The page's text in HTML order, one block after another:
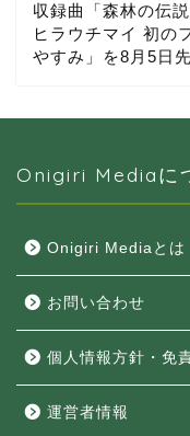
収録曲「森林の伝
ヒラウチマイ 初の
やすみ」を8月5日
Onigiri Mediaに
Onigiri Mediaとは
お問い合わせ
個人情報方針・免
運営者情報